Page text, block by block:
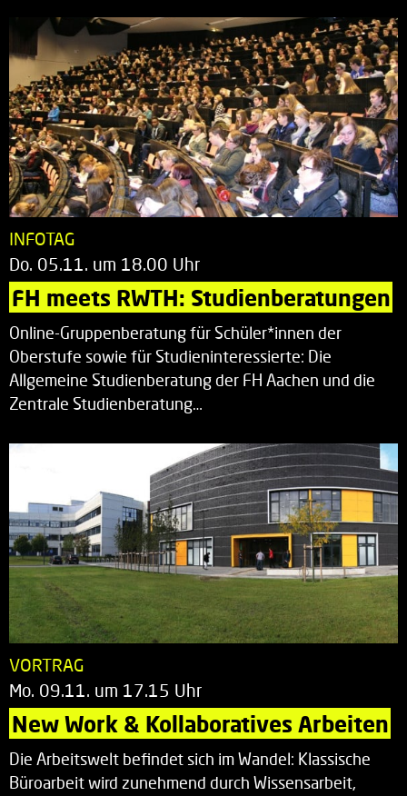
INFOTAG
Do. 05.11. um 18.00 Uhr
FH meets RWTH: Studienberatungen
Online-Gruppenberatung für Schüler*innen der
Oberstufe sowie für Studieninteressierte: Die
Allgemeine Studienberatung der FH Aachen und die
Zentrale Studienberatung…
VORTRAG
Mo. 09.11. um 17.15 Uhr
New Work & Kollaboratives Arbeiten
Die Arbeitswelt befindet sich im Wandel: Klassische
Büroarbeit wird zunehmend durch Wissensarbeit,